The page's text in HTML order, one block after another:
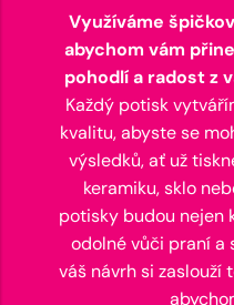
Využíváme
abychom vám
pohodlí a radost z
Každý potisk
kvalitu, abyste se
výsledků, ať už
keramiku, sklo
potisky budou nejen
odolné vůči praní a
váš návrh si zaslouží